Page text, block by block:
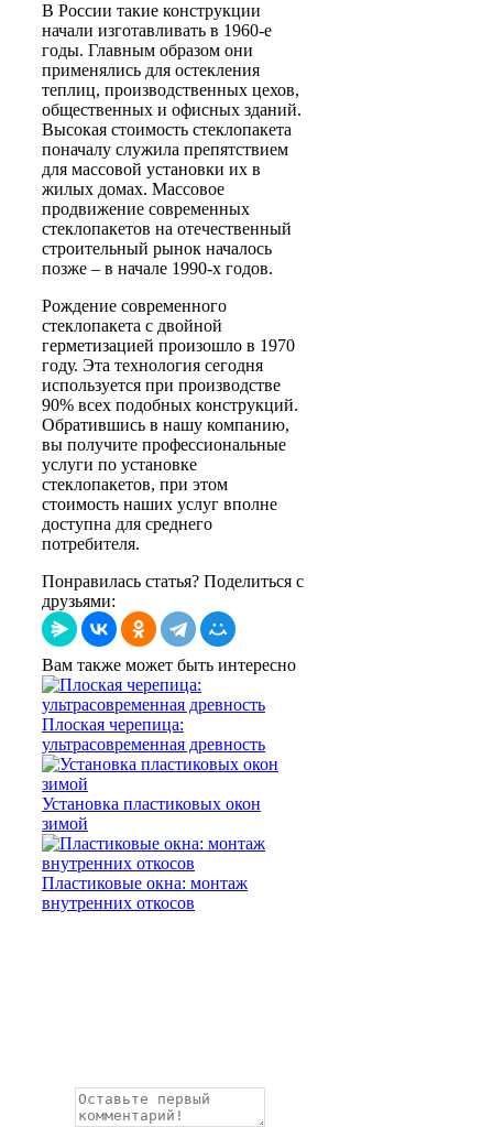
В России такие конструкции
начали изготавливать в 1960-е
годы. Главным образом они
применялись для остекления
теплиц, производственных цехов,
общественных и офисных зданий.
Высокая стоимость стеклопакета
поначалу служила препятствием
для массовой установки их в
жилых домах. Массовое
продвижение современных
стеклопакетов на отечественный
строительный рынок началось
позже – в начале 1990-х годов.
Рождение современного
стеклопакета с двойной
герметизацией произошло в 1970
году. Эта технология сегодня
используется при производстве
90% всех подобных конструкций.
Обратившись в нашу компанию,
вы получите профессиональные
услуги по установке
стеклопакетов, при этом
стоимость наших услуг вполне
доступна для среднего
потребителя.
Понравилась статья? Поделиться с
друзьями:
Вам также может быть интересно
Плоская черепица:
ультрасовременная древность
Установка пластиковых окон
зимой
Пластиковые окна: монтаж
внутренних откосов